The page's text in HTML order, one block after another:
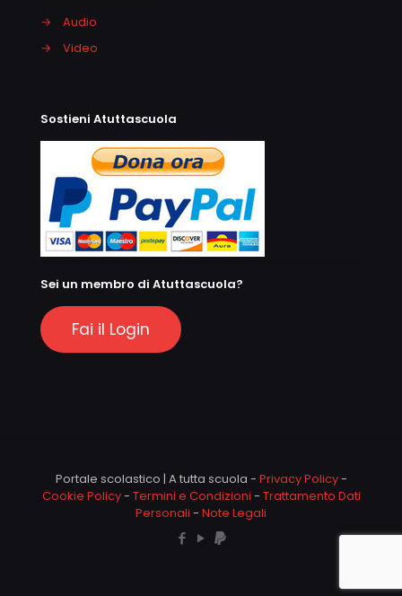
→
Audio
→
Video
Sostieni Atuttascuola
Sei un membro di Atuttascuola?
Fai il Login
Portale scolastico | A tutta scuola - Privacy Policy-
Cookie Policy- Termini e Condizioni - Trattamento Dati
Personali - Note Legali